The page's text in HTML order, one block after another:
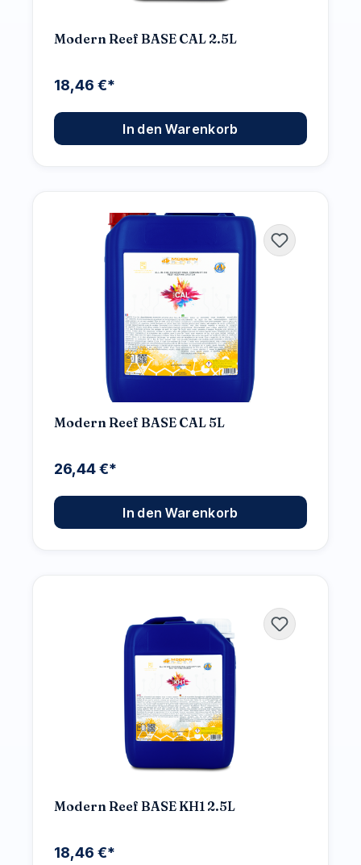
Modern Reef BASE CAL 2.5L
18,46 €*
In den Warenkorb
Modern Reef BASE CAL 5L
26,44 €*
In den Warenkorb
Modern Reef BASE KH1 2.5L
18,46 €*